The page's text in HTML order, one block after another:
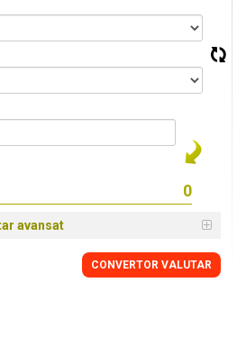
avansat
CONVERTOR VALUTAR